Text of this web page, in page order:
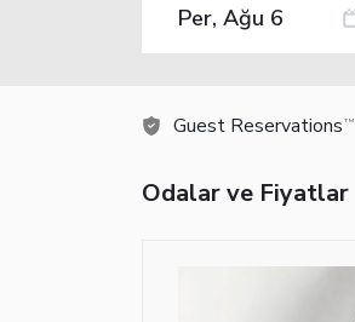
Guest Reservations TM
Odalar ve Fiyatlar